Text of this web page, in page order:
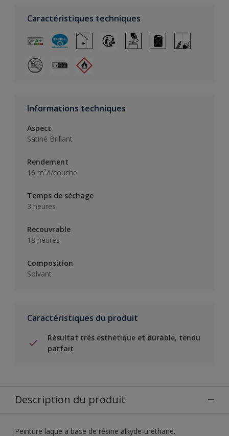
Caractéristiques techniques
Informations techniques
Aspect
Satiné Brillant
Rendement
16 m²/l/couche
Temps de séchage
3 heures
Recouvrable
18 heures
Composition
Solvant
Caractéristiques du produit
Résultat très esthétique et durable, tendu
parfait
Description du produit
Peinture laque à base de résine alkyde-uréthane.